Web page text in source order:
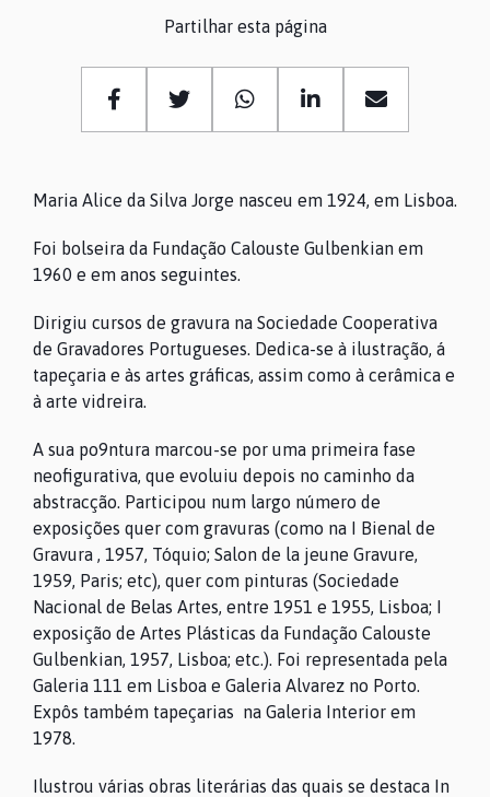
Partilhar esta página
Maria Alice da Silva Jorge nasceu em 1924, em Lisboa.
Foi bolseira da Fundação Calouste Gulbenkian em
1960 e em anos seguintes.
Dirigiu cursos de gravura na Sociedade Cooperativa
de Gravadores Portugueses. Dedica-se à ilustração, á
tapeçaria e às artes gráficas, assim como à cerâmica e
à arte vidreira.
A sua po9ntura marcou-se por uma primeira fase
neofigurativa, que evoluiu depois no caminho da
abstracção. Participou num largo número de
exposições quer com gravuras (como na I Bienal de
Gravura , 1957, Tóquio; Salon de la jeune Gravure,
1959, Paris; etc), quer com pinturas (Sociedade
Nacional de Belas Artes, entre 1951 e 1955, Lisboa; I
exposição de Artes Plásticas da Fundação Calouste
Gulbenkian, 1957, Lisboa; etc.). Foi representada pela
Galeria 111 em Lisboa e Galeria Alvarez no Porto.
Expôs também tapeçarias na Galeria Interior em
1978.
Ilustrou várias obras literárias das quais se destaca In